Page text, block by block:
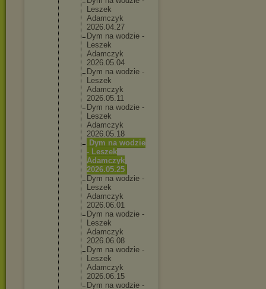
Leszek
Adamczyk
2026.04.27
Dym na wodzie -
Leszek
Adamczyk
2026.05.04
Dym na wodzie -
Leszek
Adamczyk
2026.05.11
Dym na wodzie -
Leszek
Adamczyk
2026.05.18
Dym na wodzie
- Leszek
Adamczyk
2026.05.25
Dym na wodzie -
Leszek
Adamczyk
2026.06.01
Dym na wodzie -
Leszek
Adamczyk
2026.06.08
Dym na wodzie -
Leszek
Adamczyk
2026.06.15
Dym na wodzie -